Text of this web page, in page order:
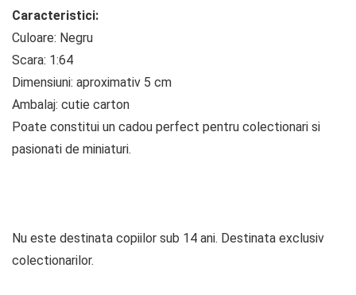
Caracteristici:
Culoare: Negru
Scara: 1:64
Dimensiuni: aproximativ 5 cm
Ambalaj: cutie carton
Poate constitui un cadou perfect pentru colectionari si
pasionati de miniaturi.
Nu este destinata copiilor sub 14 ani. Destinata exclusiv
colectionarilor.